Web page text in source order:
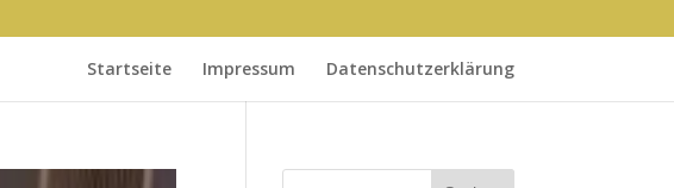
Startseite Impressum Datenschutzerklärung